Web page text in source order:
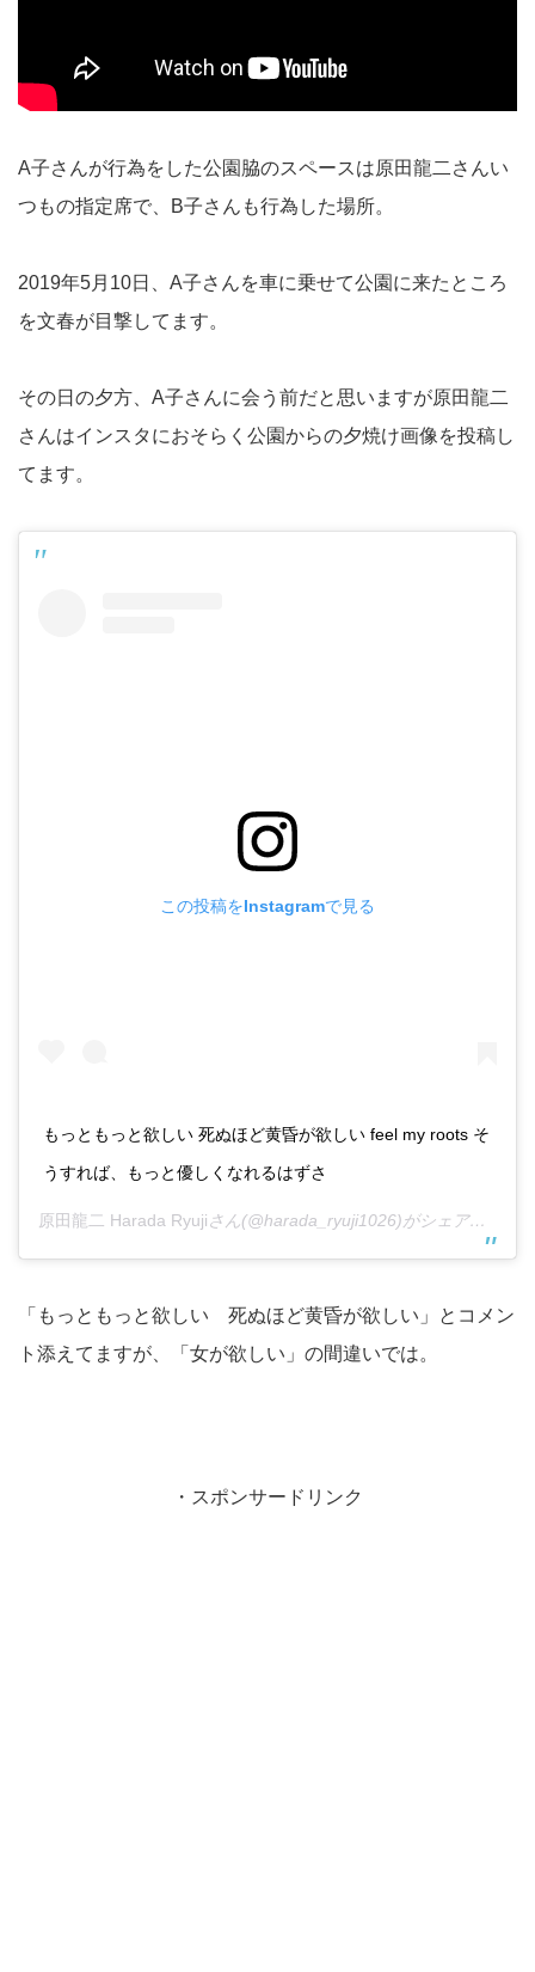
A子さんが行為をした公園脇のスペースは原田龍二さんい
つもの指定席で、B子さんも行為した場所。
2019年5月10日、A子さんを車に乗せて公園に来たところ
を文春が目撃してます。
その日の夕方、A子さんに会う前だと思いますが原田龍二
さんはインスタにおそらく公園からの夕焼け画像を投稿し
てます。
この投稿をInstagramで見る
もっともっと欲しい 死ぬほど黄昏が欲しい feel my roots そ
うすれば、もっと優しくなれるはずさ
原田龍二 Harada Ryujiさん(@harada_ryuji1026)がシェアした投稿 –
「もっともっと欲しい 死ぬほど黄昏が欲しい」とコメン
ト添えてますが、「女が欲しい」の間違いでは。
・スポンサードリンク